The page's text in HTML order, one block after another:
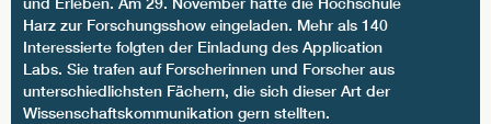
Harz zur Forschungsshow eingeladen. Mehr als 140
Interessierte folgten der Einladung des Application
Labs. Sie trafen auf Forscherinnen und Forscher aus
unterschiedlichsten Fächern, die sich dieser Art der
Wissenschaftskommunikation gern stellten.